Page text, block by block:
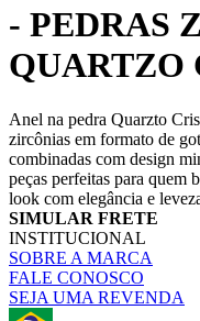
- PEDRAS
QUARTZO
Anel na pedra Quarzto
zircônias em formato de
combinadas com design
peças perfeitas para quem
look com elegância e
SIMULAR FRETE
INSTITUCIONAL
SOBRE A MARCA
FALE CONOSCO
SEJA UMA REVENDA